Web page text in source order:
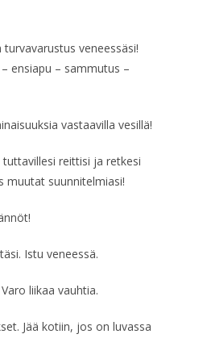
veneessäsi!
ensiapu – sammutus –
vastaavilla vesillä!
reittisi ja retkesi
muutat suunnitelmiasi!
Istu veneessä.
liikaa vauhtia.
Jää kotiin, jos on luvassa